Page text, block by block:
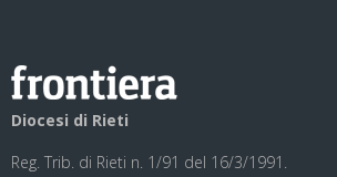
Diocesi di Rieti
Reg. Trib. di Rieti n. 1/91 del 16/3/1991.